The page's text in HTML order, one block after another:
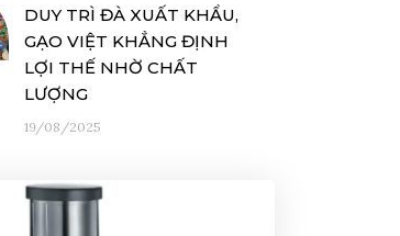
DUY TRÌ ĐÀ XUẤT KHẨU,
GẠO VIỆT KHẲNG ĐỊNH
LỢI THẾ NHỜ CHẤT
LƯỢNG
19/08/2025